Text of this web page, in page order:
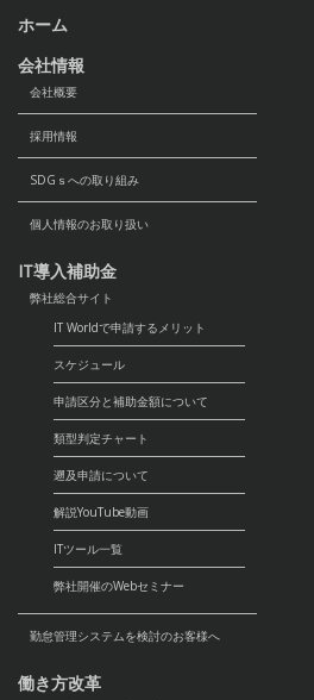
ホーム
会社情報
会社概要
採用情報
SDGｓへの取り組み
個人情報のお取り扱い
IT導入補助金
弊社総合サイト
IT Worldで申請するメリット
スケジュール
申請区分と補助金額について
類型判定チャート
遡及申請について
解説YouTube動画
ITツール一覧
弊社開催のWebセミナー
勤怠管理システムを検討のお客様へ
働き方改革